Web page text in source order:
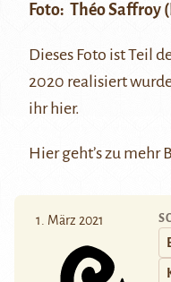
Foto: Théo Saffroy
Dieses Foto ist Teil
2020 realisiert
ihr hier.
Hiergeht’s zu mehr
1. März 2021